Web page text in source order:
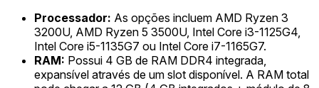
Processador: As opções incluem AMD Ryzen 3
3200U, AMD Ryzen 5 3500U, Intel Core i3-1125G4,
Intel Core i5-1135G7 ou Intel Core i7-1165G7.
RAM: Possui 4 GB de RAM DDR4 integrada,
expansível através de um slot disponível. A RAM total